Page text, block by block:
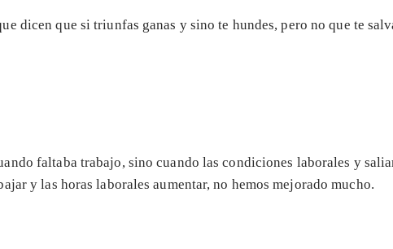
dicen que si triunfas ganas y sino te hundes, pero no que te
faltaba trabajo, sino cuando las condiciones laborales y
y las horas laborales aumentar, no hemos mejorado mucho.